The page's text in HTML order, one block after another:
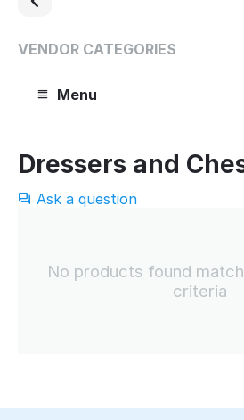
VENDOR CATEGORIES
Menu
Dressers and
Ask a question
No products found
criteria